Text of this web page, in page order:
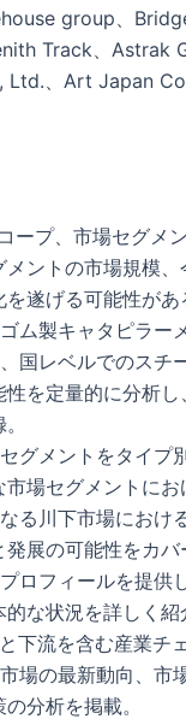
group、
Track、Astrak
Ltd.、Art Japan
ープ、市場セグメ
メントの市場規模
遂げる可能性が
ム製キャタピラー
国レベルでのスチ
を定量的に分析
グメントをタイプ
場セグメントに
る川下市場におけ
発展の可能性をカ
ロフィールを提供
な状況を詳しく紹
下流を含む産業チ
場の最新動向、市
分析を掲載。